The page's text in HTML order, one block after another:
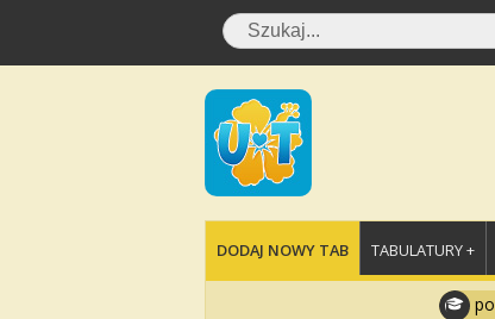
DODAJ NOWY TAB TABULATURY +